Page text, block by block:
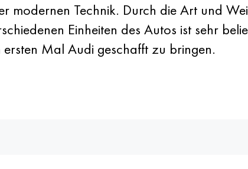
modernen Technik. Durch die Art und
Einheiten des Autos ist sehr
Mal Audi geschafft zu bringen.